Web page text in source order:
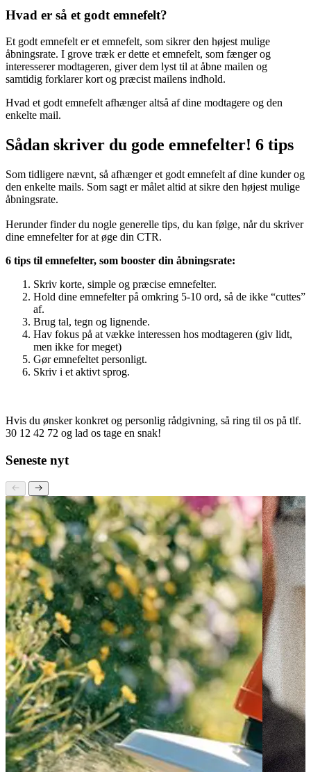
åbningsrate.
Hvad er så et godt emnefelt?
Et godt emnefelt er et emnefelt, som sikrer den højest mulige
åbningsrate. I grove træk er dette et emnefelt, som fænger og
interesserer modtageren, giver dem lyst til at åbne mailen og
samtidig forklarer kort og præcist mailens indhold.
enkelte mail.
Sådan skriver du gode emnefelter! 6 tips
Som tidligere nævnt, så afhænger et godt emnefelt af dine kunder og
den enkelte mails. Som sagt er målet altid at sikre den højest mulige
åbningsrate.
Herunder finder du nogle generelle tips, du kan følge, når du skriver
dine emnefelter for at øge din CTR.
6 tips til emnefelter, som booster din åbningsrate:
Skriv korte, simple og præcise emnefelter.
Hold dine emnefelter på omkring 5-10 ord, så de ikke “cuttes”
af.
Brug tal, tegn og lignende.
Hav fokus på at vække interessen hos modtageren (giv lidt,
men ikke for meget)
30 12 42 72 og lad os tage en snak!
Seneste nyt